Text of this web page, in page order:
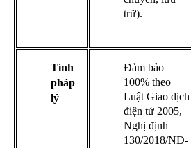
trữ).
Tính
pháp
lý
Đảm bảo
100% theo
Luật Giao dịch
điện tử 2005,
Nghị định
130/2018/NĐ-